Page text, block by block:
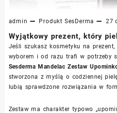
admin Produkt SesDerma 27
Wyjątkowy prezent, który
Jeśli szukasz kosmetyku na
wyborem i od razu trafi w potrzeby
Sesderma Mandelac Zestaw
stworzona z myślą o codziennej
lubią sprawdzone rozwiązania w
Zestaw ma charakter typowo